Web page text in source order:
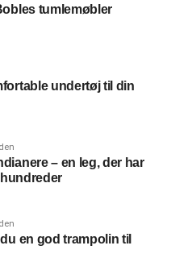
tumlemøbler
undertøj til din
– en leg, der har
en god trampolin til